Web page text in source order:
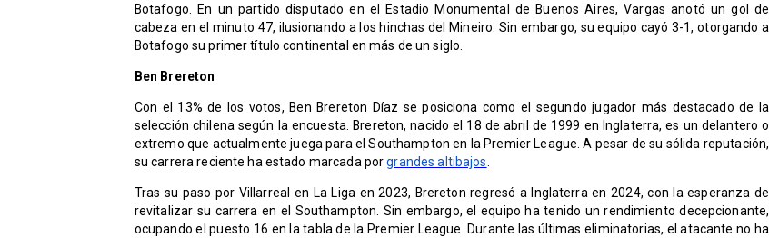
Botafogo. En un partido disputado en el Estadio Monumental de Buenos Aires, Vargas anotó un gol de
cabeza en el minuto 47, ilusionando a los hinchas del Mineiro. Sin embargo, su equipo cayó 3-1, otorgando a
Botafogo su primer título continental en más de un siglo.
Ben Brereton
Con el 13% de los votos, Ben Brereton Díaz se posiciona como el segundo jugador más destacado de la
selección chilena según la encuesta. Brereton, nacido el 18 de abril de 1999 en Inglaterra, es un delantero o
extremo que actualmente juega para el Southampton en la Premier League. A pesar de su sólida reputación,
su carrera reciente ha estado marcada porgrandes altibajos
Tras su paso por Villarreal en La Liga en 2023, Brereton regresó a Inglaterra en 2024, con la esperanza de
revitalizar su carrera en el Southampton. Sin embargo, el equipo ha tenido un rendimiento decepcionante,
ocupando el puesto 16 en la tabla de la Premier League. Durante las últimas eliminatorias, el atacante no ha